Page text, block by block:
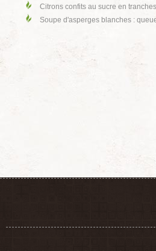
Citrons confits au sucre en tranches
Soupe d'asperges blanches :